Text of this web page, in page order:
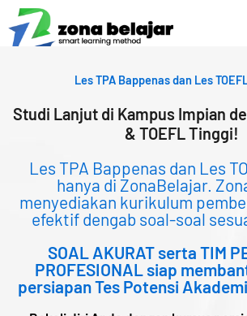
Lewati
ke
konten
Les TPA Bappenas dan Les
Studi Lanjut di Kampus Impian
& TOEFL Tinggi!
Les TPA Bappenas dan Les
hanya di ZonaBelajar.
menyediakan kurikulum
efektif dengab soal-soal
SOAL AKURAT serta TIM
PROFESIONAL siap
persiapan Tes Potensi